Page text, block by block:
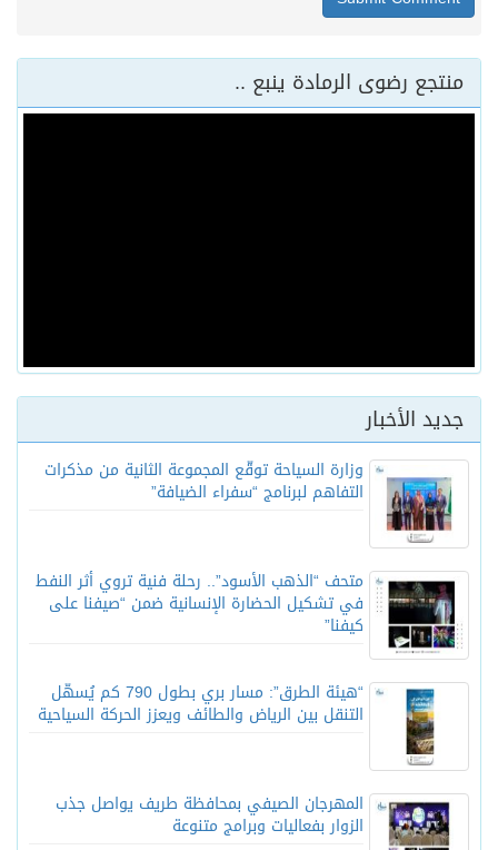
منتجع رضوى الرمادة ينبع ..
جديد الأخبار
وزارة السياحة توقّع المجموعة الثانية من مذكرات
التفاهم لبرنامج “سفراء الضيافة”
متحف “الذهب الأسود”.. رحلة فنية تروي أثر النفط
في تشكيل الحضارة الإنسانية ضمن “صيفنا على
كيفنا”
“هيئة الطرق”: مسار بري بطول 790 كم يُسهّل
التنقل بين الرياض والطائف ويعزز الحركة السياحية
المهرجان الصيفي بمحافظة طريف يواصل جذب
الزوار بفعاليات وبرامج متنوعة